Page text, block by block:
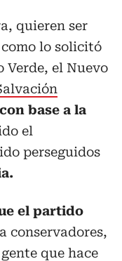
quieren ser
lo solicitó
el Nuevo
con base a la
el
perseguidos
el partido
conservadores,
que hace